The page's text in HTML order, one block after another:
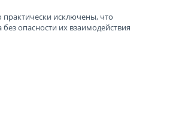
исключены, что
опасности их взаимодействия